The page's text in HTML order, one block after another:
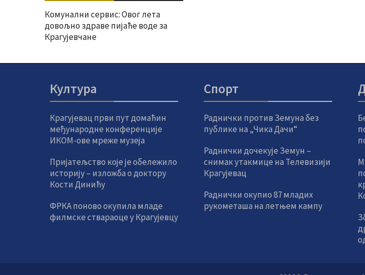
Комунални сервис: Овог лета
довољно здраве пијаће воде за
Крагујевчане
Култура
Крагујевац први пут домаћин
међународне конференције
ИКОМ-ове мреже музеја
Пријатељство које је обележило
историју – изложба о доктору
Кости Динићу
ФРКА поново окупила младе
филмске ствараоце у Крагујевцу
Спорт
Раднички против Земуна без
публике на „Чика Дачи“
Раднички дочекује Земун –
снимак утакмице на Телевизији
Крагујевац
Раднички окупио 87 младих
рукометаша на летњем кампу